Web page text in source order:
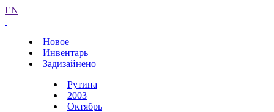
EN
Новое
Инвентарь
Задизайнено
Рутина
2003
Октябрь